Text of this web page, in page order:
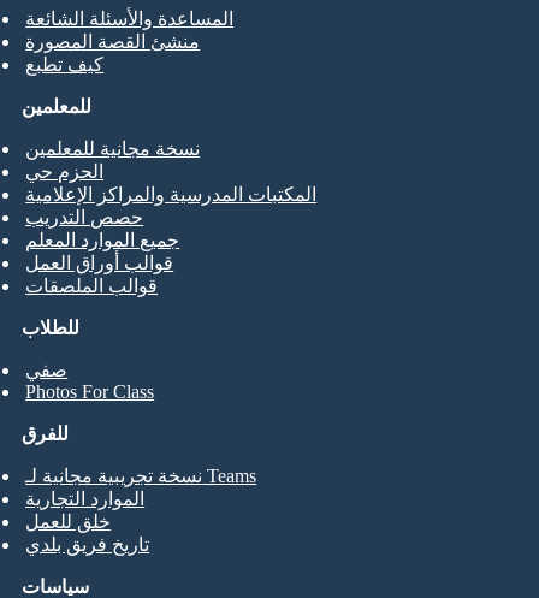
المساعدة والأسئلة الشائعة
منشئ القصة المصورة
كيف تطبع
للطلاب
صفي
Photos For Class
للمعلمين
نسخة مجانية للمعلمين
الحزم حي
المكتبات المدرسية والمراكز الإعلامية
حصص التدريب
جميع الموارد المعلم
قوالب أوراق العمل
قوالب الملصقات
للفرق
نسخة تجريبية مجانية لـ Teams
الموارد التجارية
خلق للعمل
تاريخ فريق بلدي
سياسات